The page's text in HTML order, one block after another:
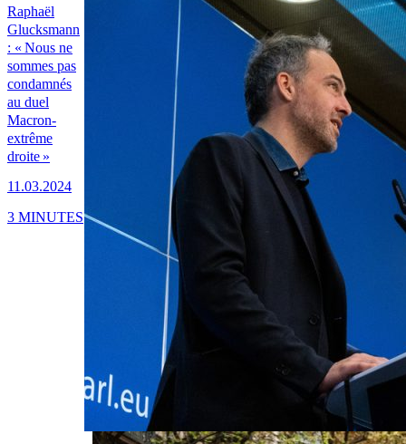
Raphaël
Glucksmann
: « Nous ne
sommes pas
condamnés
au duel
Macron-
extrême
droite »
11.03.2024
3 MINUTES